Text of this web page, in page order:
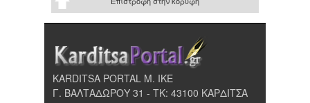
KARDITSA PORTAL Μ. ΙΚΕ
Γ. ΒΑΛΤΑΔΩΡΟΥ 31 - ΤΚ: 43100 ΚΑΡΔΙΤΣΑ